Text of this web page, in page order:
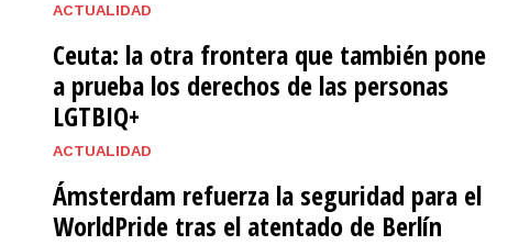
ACTUALIDAD
Ceuta: la otra frontera que también pone
a prueba los derechos de las personas
LGTBIQ+
ACTUALIDAD
Ámsterdam refuerza la seguridad para el
WorldPride tras el atentado de Berlín